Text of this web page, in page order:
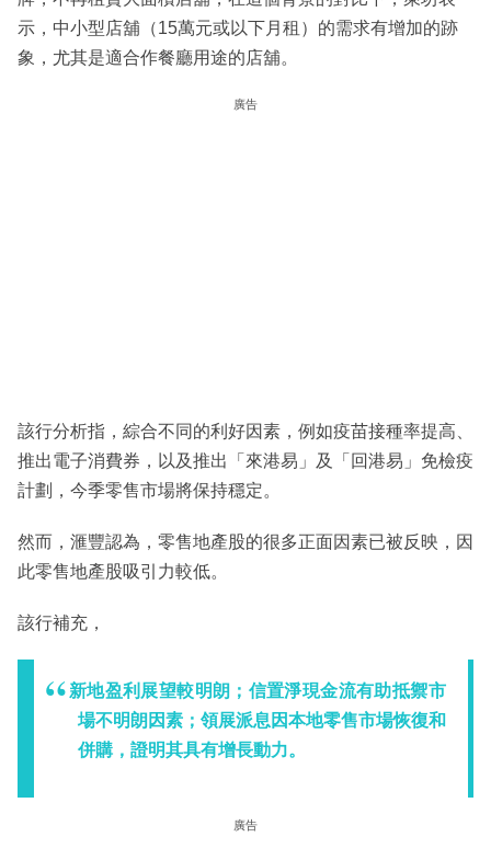
示，中小型店舖（15萬元或以下月租）的需求有增加的跡
象，尤其是適合作餐廳用途的店舖。
廣告
該行分析指，綜合不同的利好因素，例如疫苗接種率提高、
推出電子消費券，以及推出「來港易」及「回港易」免檢疫
計劃，今季零售市場將保持穩定。
然而，滙豐認為，零售地產股的很多正面因素已被反映，因
此零售地產股吸引力較低。
該行補充，
新地盈利展望較明朗；信置淨現金流有助抵禦市
場不明朗因素；領展派息因本地零售市場恢復和
併購，證明其具有增長動力。
廣告